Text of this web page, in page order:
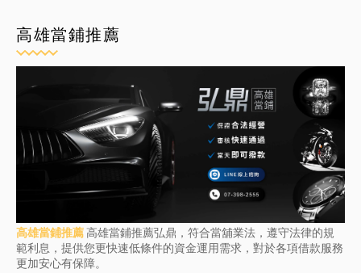
高雄當鋪推薦
高雄當鋪推薦高雄當鋪推薦弘鼎，符合當舖業法，遵守法律的規
範利息，提供您更快速低條件的資金運用需求，對於各項借款服務
更加安心有保障。